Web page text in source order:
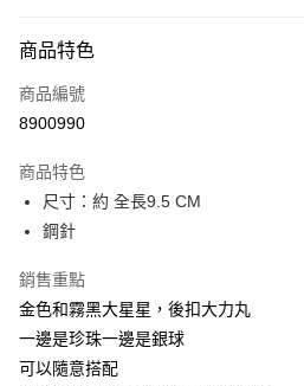
信用卡一次付款
LINE Pay
悠遊付
Google Pay
全盈+PAY
ATM付款
商品特色
商品編號
8900990
商品特色
尺寸：約 全長9.5 CM
鋼針
銷售重點
金色和霧黑大星星，後扣大力丸
一邊是珍珠一邊是銀球
可以隨意搭配